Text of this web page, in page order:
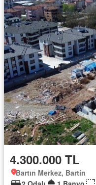
4.300.000 TL
Bartın Merkez, Bartin